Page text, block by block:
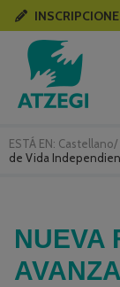
ESTÁ EN: Castellano/
de Vida
NUEVA